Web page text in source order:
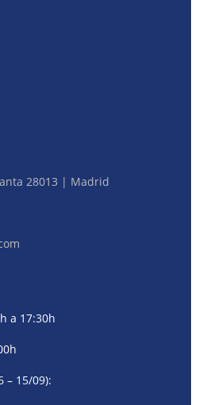
28013 | Madrid
a 17:30h
– 15/09):